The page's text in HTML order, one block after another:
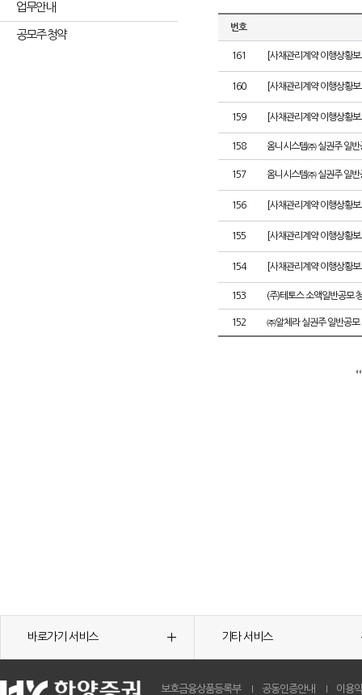
업무안내
공모주 청약
번호
161 [사채관리계약 이행상황
160 [사채관리계약 이행상황
159 [사채관리계약 이행상황
158 옴니시스템㈜ 실권주 일반
157 옴니시스템㈜ 실권주 일반
156 [사채관리계약 이행상황
155 [사채관리계약 이행상황
154 [사채관리계약 이행상황
153 (주)테토스 소액일반공모
152 ㈜알체라 실권주 일반공모
바로가기 서비스 기타 서비스
보호금융상품등록부 공동인증안내 이용